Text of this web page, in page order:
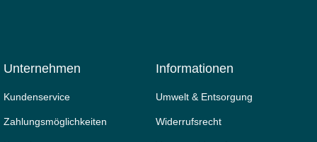
Unternehmen
Kundenservice
Zahlungsmöglichkeiten
Informationen
Umwelt & Entsorgung
Widerrufs­recht